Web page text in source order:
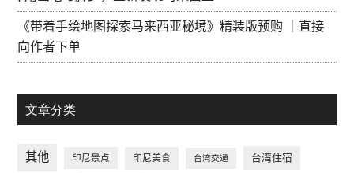
《带着手绘地图探索马来西亚秘境》精装版预购 ｜直接
向作者下单
文章分类
其他 印尼景点 印尼美食 台湾交通 台湾住宿